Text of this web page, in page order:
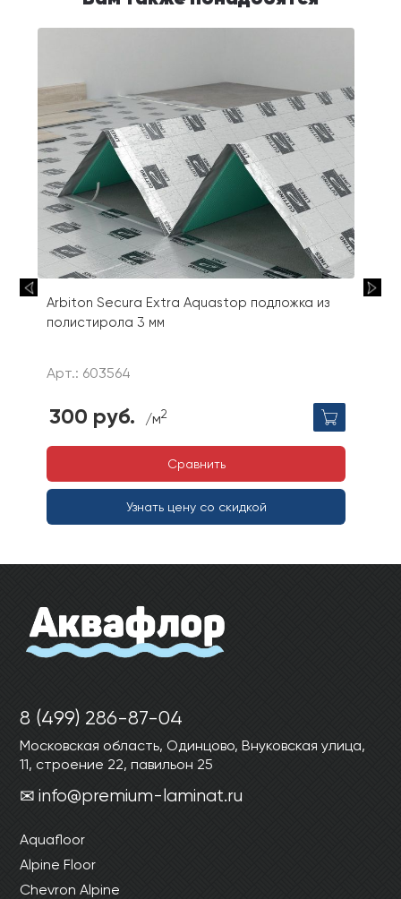
Arbiton Secura Extra Aquastop подложка из
полистирола 3 мм
Арт.: 603564
300 руб. /м2
Сравнить
Узнать цену со скидкой
8 (499) 286-87-04
Московская область, Одинцово, Внуковская улица,
11, строение 22, павильон 25
info@premium-laminat.ru
Aquafloor
Alpine Floor
Chevron Alpine